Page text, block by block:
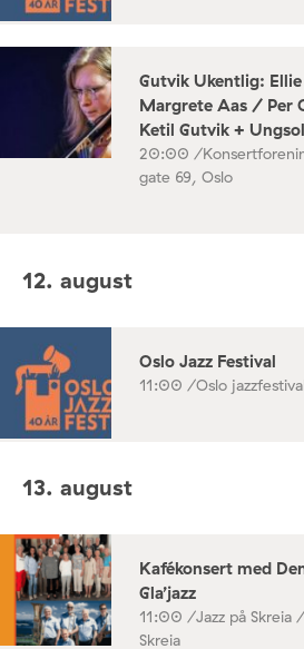
Gutvik Ukentlig:
Margrete Aas / Per
Ketil Gutvik +
20:00 /
gate 69, Oslo
12. august
Oslo Jazz Festival
11:00 /Oslo
13. august
Kafékonsert med
Gla’jazz
11:00 /Jazz på
Skreia